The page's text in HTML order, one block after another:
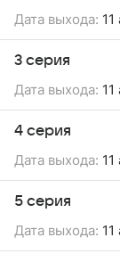
Дата выхода:
3 серия
Дата выхода:
4 серия
Дата выхода:
5 серия
Дата выхода: